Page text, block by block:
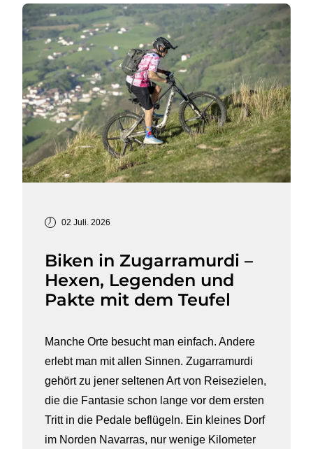
02 Juli. 2026
Biken in Zugarramurdi –
Hexen, Legenden und
Pakte mit dem Teufel
Manche Orte besucht man einfach. Andere
erlebt man mit allen Sinnen. Zugarramurdi
gehört zu jener seltenen Art von Reisezielen,
die die Fantasie schon lange vor dem ersten
Tritt in die Pedale beflügeln. Ein kleines Dorf
im Norden Navarras, nur wenige Kilometer